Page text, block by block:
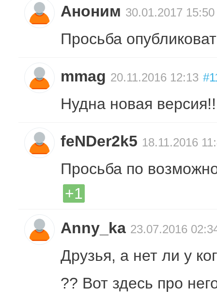
Аноним 30.01.2017 15:50
Просьба
mmag 20.11.2016 12:13
Нудна новая
feNDer2k5 18.11.2016
Просьба по
+1
Anny_ka 23.07.2016
Друзья, а нет ли у
?? Вот здесь про